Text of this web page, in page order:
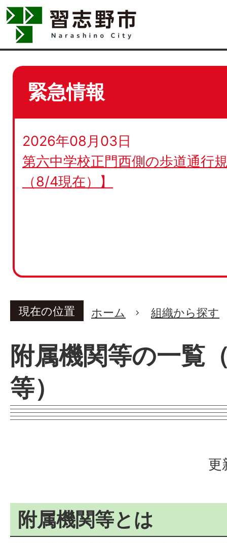
緊急情報
2026年08月03日
第六中学校正門西側の歩道通行
（8/4現在）】
現在の位置 ホーム 組織から探す
附属機関等の一覧
等）
更
附属機関等とは